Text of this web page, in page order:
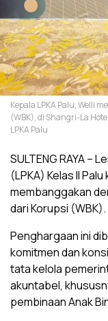
Kepala LPKA Palu, Welli
(WBK), di Shangri-La
LPKA Palu
SULTENG RAYA –
(LPKA) Kelas II
membanggakan
dari Korupsi (WBK).
Penghargaan ini
komitmen dan
tata kelola
akuntabel,
pembinaan Anak